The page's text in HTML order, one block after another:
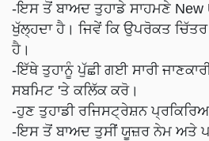
-ਇਸ ਤੋਂ ਬਾਅਦ ਤੁਹਾਡੇ ਸਾਹਮਣੇ New
ਖੁੱਲ੍ਹਦਾ ਹੈ। ਜਿਵੇਂ ਕਿ ਉਪਰੋਕਤ
ਹੈ।
-ਇੱਥੇ ਤੁਹਾਨੂੰ ਪੁੱਛੀ ਗਈ ਸਾਰੀ
ਸਬਮਿਟ 'ਤੇ ਕਲਿੱਕ ਕਰੋ।
-ਹੁਣ ਤੁਹਾਡੀ ਰਜਿਸਟ੍ਰੇਸ਼ਨ
-ਇਸ ਤੋਂ ਬਾਅਦ ਤੁਸੀਂ ਯੂਜ਼ਰ ਨੇਮ ਅਤੇ